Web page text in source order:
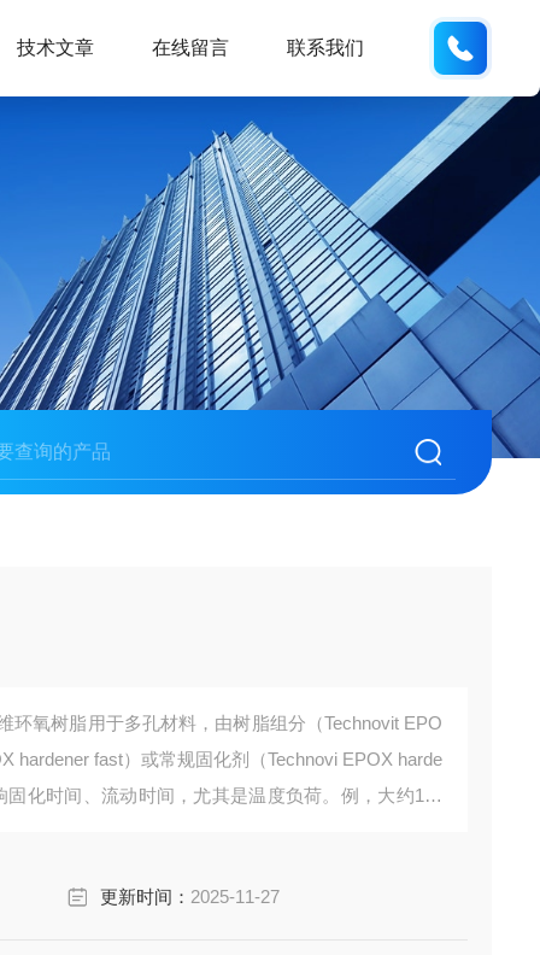
技术文章 在线留言 联系我们
环氧树脂用于多孔材料，由树脂组分（Technovit EPO
hardener fast）或常规固化剂（Technovi EPOX harde
化时间、流动时间，尤其是温度负荷。例，大约1小
更新时间： 2025-11-27